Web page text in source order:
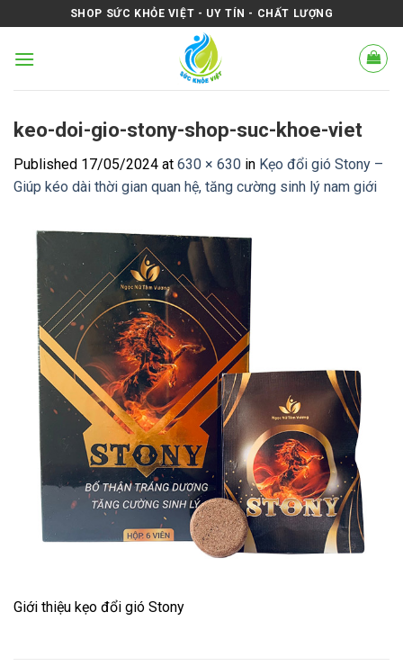
to
content
SHOP SỨC KHỎE VIỆT - UY TÍN - CHẤT LƯỢNG
keo-doi-gio-stony-shop-suc-khoe-viet
Published 17/05/2024 at 630 × 630 in Kẹo đổi gió Stony –
Giúp kéo dài thời gian quan hệ, tăng cường sinh lý nam giới
Giới thiệu kẹo đổi gió Stony